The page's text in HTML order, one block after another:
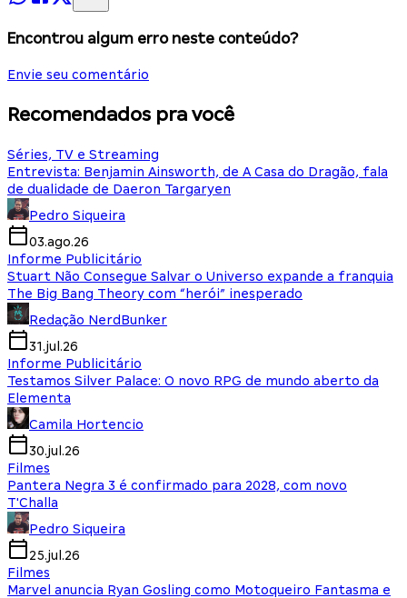
Encontrou algum erro neste conteúdo?
Envie seu comentário
Recomendados pra você
Séries, TV e Streaming
Entrevista: Benjamin Ainsworth, de A Casa do Dragão, fala
de dualidade de Daeron Targaryen
Pedro Siqueira
03.ago.26
Informe Publicitário
Stuart Não Consegue Salvar o Universo expande a franquia
The Big Bang Theory com “herói” inesperado
Redação NerdBunker
31.jul.26
Informe Publicitário
Testamos Silver Palace: O novo RPG de mundo aberto da
Elementa
Camila Hortencio
30.jul.26
Filmes
Pantera Negra 3 é confirmado para 2028, com novo
T'Challa
Pedro Siqueira
25.jul.26
Filmes
Marvel anuncia Ryan Gosling como Motoqueiro Fantasma e